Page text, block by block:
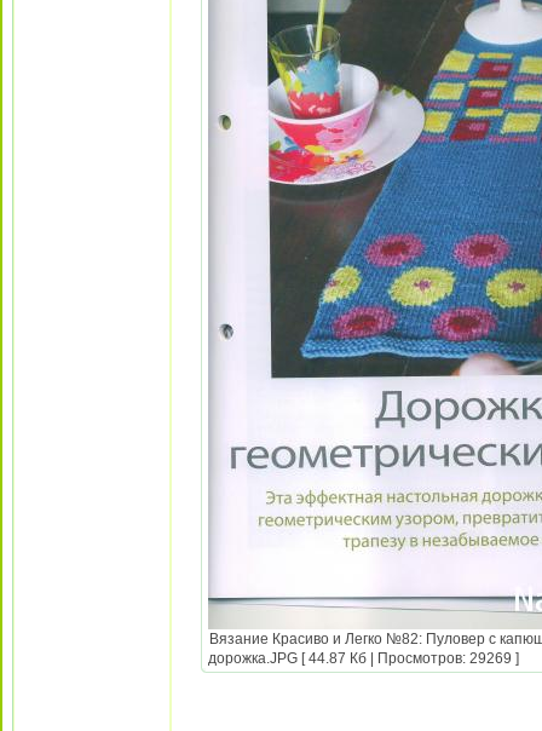
Вязание Красиво и Легко №82: Пуловер с
дорожка.JPG [ 44.87 Кб | Просмотров: 29269 ]